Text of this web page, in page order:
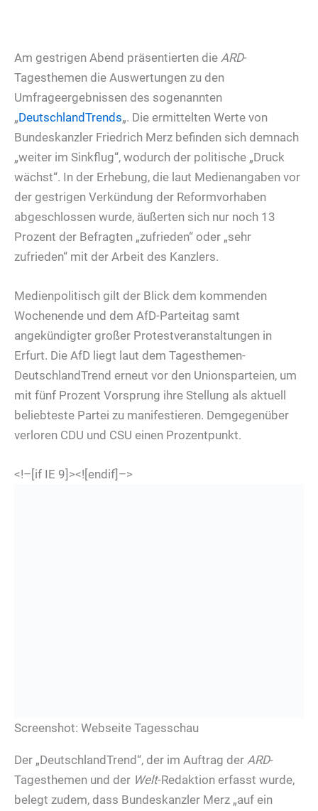
Am gestrigen Abend präsentierten die ARD-
Tagesthemen die Auswertungen zu den
Umfrageergebnissen des sogenannten
„DeutschlandTrends„. Die ermittelten Werte von
Bundeskanzler Friedrich Merz befinden sich demnach
„weiter im Sinkflug“, wodurch der politische „Druck
wächst“. In der Erhebung, die laut Medienangaben vor
der gestrigen Verkündung der Reformvorhaben
abgeschlossen wurde, äußerten sich nur noch 13
Prozent der Befragten „zufrieden“ oder „sehr
zufrieden“ mit der Arbeit des Kanzlers.
Medienpolitisch gilt der Blick dem kommenden
Wochenende und dem AfD-Parteitag samt
angekündigter großer Protestveranstaltungen in
Erfurt. Die AfD liegt laut dem Tagesthemen-
DeutschlandTrend erneut vor den Unionsparteien, um
mit fünf Prozent Vorsprung ihre Stellung als aktuell
beliebteste Partei zu manifestieren. Demgegenüber
verloren CDU und CSU einen Prozentpunkt.
<!–[if IE 9]><![endif]–>
Screenshot: Webseite Tagesschau
Der „DeutschlandTrend“, der im Auftrag der ARD-
Tagesthemen und der Welt-Redaktion erfasst wurde,
belegt zudem, dass Bundeskanzler Merz „auf ein